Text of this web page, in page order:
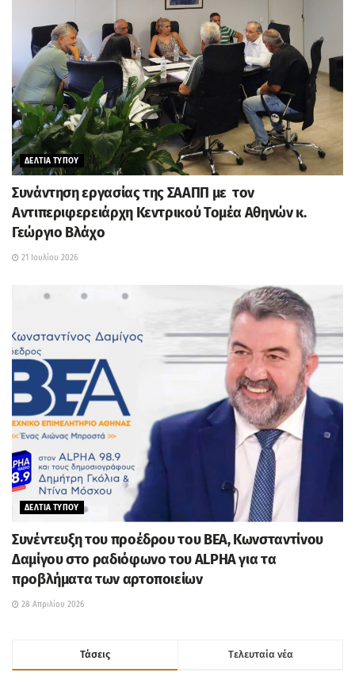
ΔΕΛΤΙΑ ΤΥΠΟΥ
Συνάντηση εργασίας της ΣΑΑΠΠ με τον
Αντιπεριφερειάρχη Κεντρικού Τομέα Αθηνών κ.
Γεώργιο Βλάχο
21 Ιουλίου 2026
ΔΕΛΤΙΑ ΤΥΠΟΥ
Συνέντευξη του προέδρου του ΒΕΑ, Κωνσταντίνου
Δαμίγου στο ραδιόφωνο του ALPHA για τα
προβλήματα των αρτοποιείων
28 Απριλίου 2026
Τάσεις Tελευταία νέα